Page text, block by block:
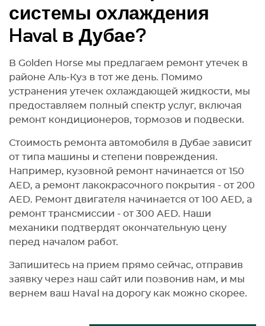
системы охлаждения
Haval в Дубае?
В Golden Horse мы предлагаем ремонт утечек в
районе Аль-Куз в тот же день. Помимо
устранения утечек охлаждающей жидкости, мы
предоставляем полный спектр услуг, включая
ремонт кондиционеров, тормозов и подвески.
Стоимость ремонта автомобиля в Дубае зависит
от типа машины и степени повреждения.
Например, кузовной ремонт начинается от 150
AED, а ремонт лакокрасочного покрытия - от 200
AED. Ремонт двигателя начинается от 100 AED, а
ремонт трансмиссии - от 300 AED. Наши
механики подтвердят окончательную цену
перед началом работ.
Запишитесь на прием прямо сейчас, отправив
заявку через наш сайт или позвонив нам, и мы
вернем ваш Haval на дорогу как можно скорее.